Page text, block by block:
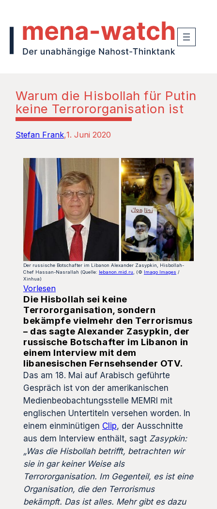
Warum die Hisbollah für Putin
keine Terrororganisation ist
Stefan Frank 1. Juni 2020
Der russische Botschafter im Libanon Alexander Zasypkin, Hisbollah-
Chef Hassan-Nasrallah (Quelle:
lebanon.mid.ru, (© Imago Images /
Xinhua)
Vorlesen
Die Hisbollah sei keine
Terrororganisation, sondern
bekämpfe vielmehr den Terrorismus
– das sagte Alexander Zasypkin, der
russische Botschafter im Libanon in
einem Interview mit dem
libanesischen Fernsehsender OTV.
Das am 18. Mai auf Arabisch geführte
Gespräch ist von der amerikanischen
Medienbeobachtungsstelle MEMRI mit
englischen Untertiteln versehen worden. In
einem einminütigen Clip, der Ausschnitte
aus dem Interview enthält, sagt Zasypkin:
„Was die Hisbollah betrifft, betrachten wir
sie in gar keiner Weise als
Terrororganisation. Im Gegenteil, es ist eine
Organisation, die den Terrorismus
bekämpft. Das ist alles. Mehr gibt es dazu